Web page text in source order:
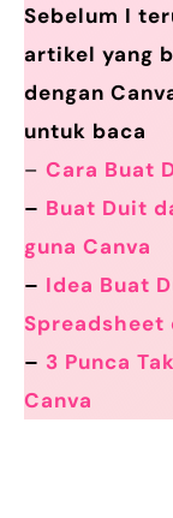
Sebelum I
artikel yang
dengan
untuk baca
– Cara Buat
– Buat Duit
guna Canva
– Idea Buat
Spreadsheet
– 3 Punca
Canva